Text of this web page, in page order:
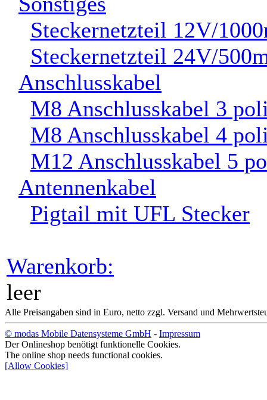
Steckernetzteil
12V/1000mA
Steckernetzteil
24V/500mA
Anschlusskabel
M8 Anschlusskabel 3
polig
M8 Anschlusskabel 4
polig
pol.
Antennenkabel
Pigtail mit UFL Stecker